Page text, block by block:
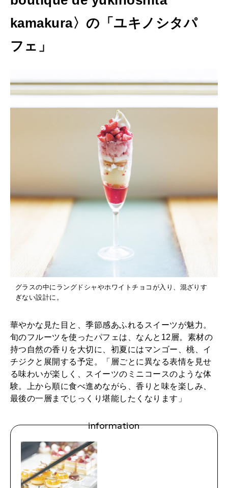
kamakura〉の「ユキノシタパ
フェ」
グラスの中にラングドシャやホワイトチョコが入り、混ざりす
ぎない設計に。
華やかな見た目と、季節感あふれるスイーツが魅力。
旬のフルーツを使ったパフェは、なんと12層。素材の
持つ自然の香りを大切に、初夏にはマンゴー、桃、イ
チジクと展開する予定。「層ごとに異なる表情を見せ
る味わいが楽しく、スイーツのミニコースのような体
験。上から順に食べ進めながら、香りと味を楽しみ、
最後の一層までじっくり堪能したくなります」
information